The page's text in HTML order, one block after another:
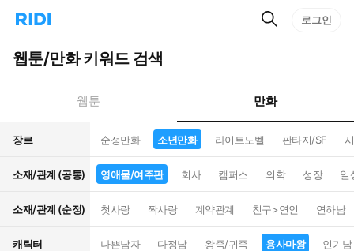
리
홈
으
턴
트
검
로그인
웹툰/만화 키워드 검색
웹툰 만화
장르 순정만화 소년만화 라이트노벨 판타지/SF
소재/관계 (공통) 영애물/여주판 회사 캠퍼스 의학 성장 일
소재/관계 (순정) 첫사랑 짝사랑 계약관계 친구>연인 연하남
캐릭터 나쁜남자 다정남 왕족/귀족 용사마왕 인기남